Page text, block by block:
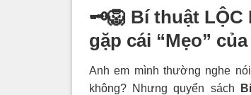
🗝️🦁 Bí thuật LỘC
gặp cái “Mẹo”
Anh em mình thường nghe
không? Nhưng quyển sách